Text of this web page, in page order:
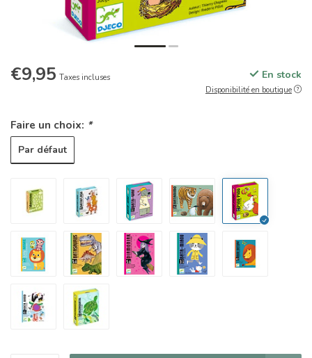
€9,95 Taxes incluses En stock
Disponibilité en boutique
Faire un choix: *
Par défaut